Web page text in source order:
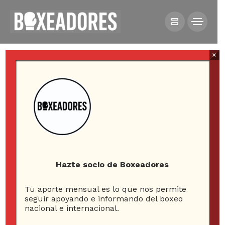
VIDEOS
MANNY PACQUIAO
[Video] A 15 años del
Hazte socio de Boxeadores
Tu aporte mensual es lo que nos permite
seguir apoyando e informando del boxeo
nacional e internacional.
×